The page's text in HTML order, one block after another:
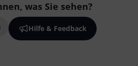
was Sie sehen?
Hilfe & Feedback